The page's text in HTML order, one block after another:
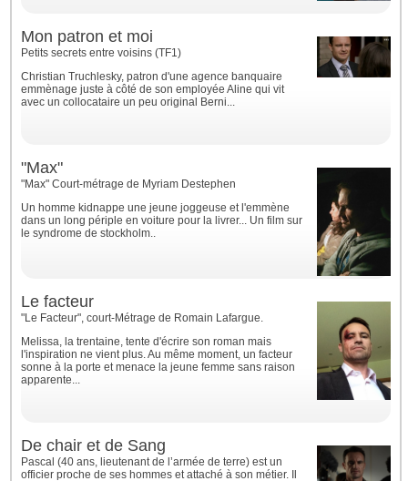
Mon patron et moi
Petits secrets entre voisins (TF1)
Christian Truchlesky, patron d'une agence banquaire
emmènage juste à côté de son employée Aline qui vit
avec un collocataire un peu original Berni...
"Max"
"Max" Court-métrage de Myriam Destephen
Un homme kidnappe une jeune joggeuse et l'emmène
dans un long périple en voiture pour la livrer... Un film sur
le syndrome de stockholm..
Le facteur
"Le Facteur", court-Métrage de Romain Lafargue.
Melissa, la trentaine, tente d'écrire son roman mais
l'inspiration ne vient plus. Au même moment, un facteur
sonne à la porte et menace la jeune femme sans raison
apparente...
De chair et de Sang
Pascal (40 ans, lieutenant de l’armée de terre) est un
officier proche de ses hommes et attaché à son métier. Il